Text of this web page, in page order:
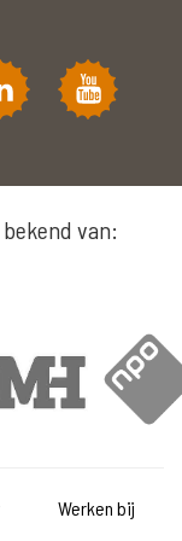
van:
Werken bij